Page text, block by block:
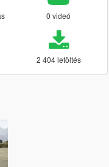
0 videó
2 404 letöltés